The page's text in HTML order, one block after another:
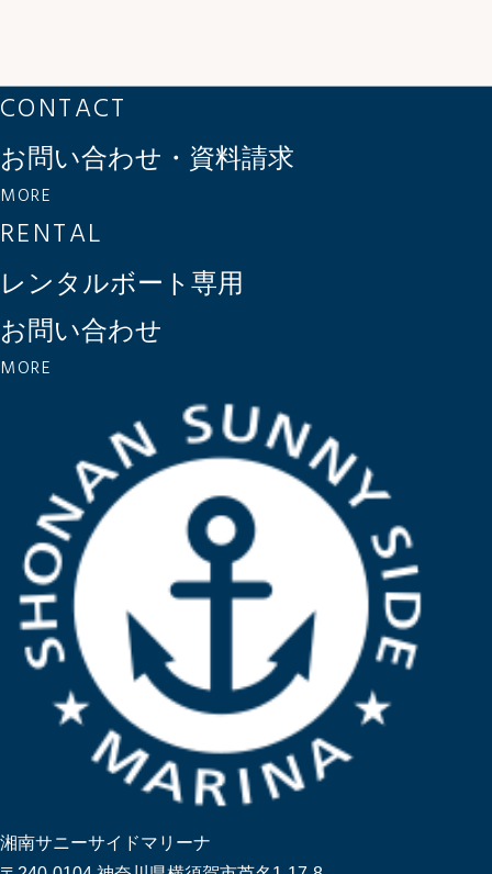
CONTACT
お問い合わせ・資料請求
MORE
RENTAL
レンタルボート専用
お問い合わせ
MORE
湘南サニーサイドマリーナ